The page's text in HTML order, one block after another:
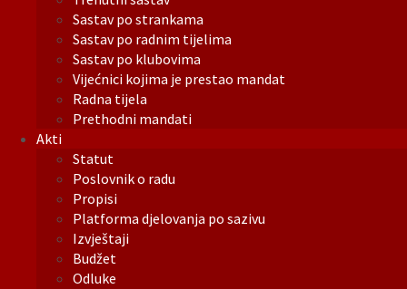
Sastav po strankama
Sastav po radnim tijelima
Sastav po klubovima
Vijećnici kojima je prestao mandat
Radna tijela
Prethodni mandati
Akti
Statut
Poslovnik o radu
Propisi
Platforma djelovanja po sazivu
Izvještaji
Budžet
Odluke